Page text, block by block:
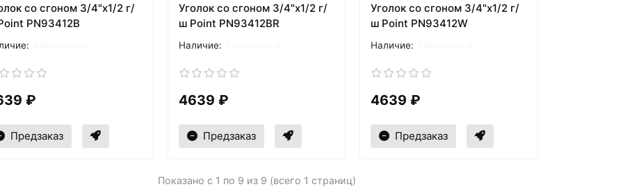
со сгоном 3/4"х1/2 г/
PN93412B
₽
Предзаказ
Уголок со сгоном 3/4"х1/2 г/
ш Point PN93412BR
4639 ₽
Предзаказ
Уголок со сгоном 3/4"х1/2 г/
ш Point PN93412W
4639 ₽
Предзаказ
Показано с 1 по 9 из 9 (всего 1 страниц)